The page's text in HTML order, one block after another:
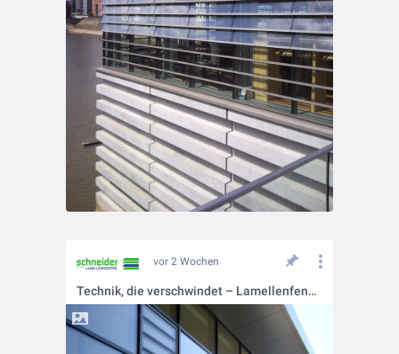
vor 2 Wochen
Technik, die verschwindet – Lamellenfenster in Ganzglasoptik